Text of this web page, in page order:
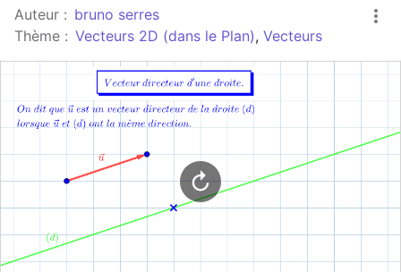
Classe GeoGebra
Se connecter
Auteur : bruno serres
Thème : Vecteurs 2D (dans le Plan), Vecteurs